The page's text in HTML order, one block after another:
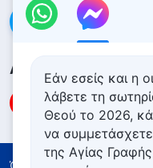
Επικοινωνήστε
Ακολουθήστε μας
Όροι Χρήσης
Εάν εσείς και η
λάβετε τη
Θεού το 2026,
να
της Αγίας